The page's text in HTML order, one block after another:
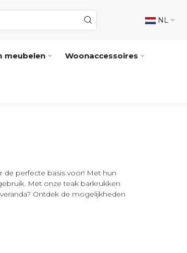
NL
meubelen Woonaccessoires
de perfecte basis voor! Met hun
Met onze teak barkrukken
Ontdek de mogelijkheden